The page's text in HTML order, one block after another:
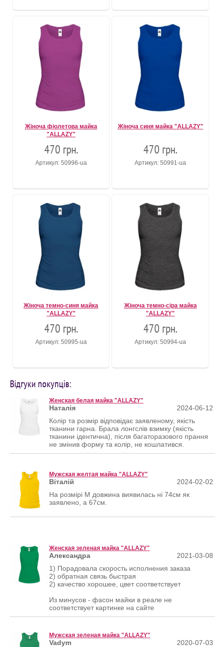
Жіноча фіолетова майка
"ALLAZY"
470 грн.
Артикул: 50996-ua
Жіноча синя майка "ALLAZY"
470 грн.
Артикул: 50991-ua
Жіноча темно-синя майка
"ALLAZY"
470 грн.
Артикул: 50995-ua
Жіноча темно-сіра майка
"ALLAZY"
470 грн.
Артикул: 50994-ua
Відгуки покупців:
Женская белая майка "ALLAZY"
Наталія
2024-06-12
Колір та розмір відповідає заявленому, якість
тканини гарна. Брала лонгслів взимку (якість
тканини ідентична), після багаторазового прання
не змінив форму та колір, не кошлатився.
Мужская желтая майка "ALLAZY"
Віталій
2024-02-02
На розмірі М довжина виявилась ні 74см як
заявлено, а 67см.
Женская зеленая майка "ALLAZY"
Александра
2021-03-08
1) Порадовала скорость исполнения заказа
2) обратная связь быстрая
2) качество хорошее, цвет соответствует
Из минусов - фасон майки в реале не
соответствует картинке на сайте
Мужская зеленая майка "ALLAZY"
Vadym
2020-07-03